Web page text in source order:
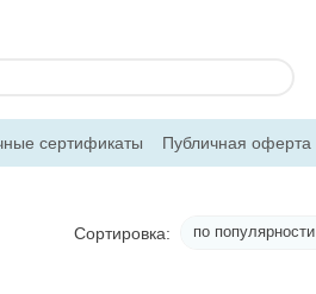
сертификаты
Публичная оферта
Сортировка: по популярности